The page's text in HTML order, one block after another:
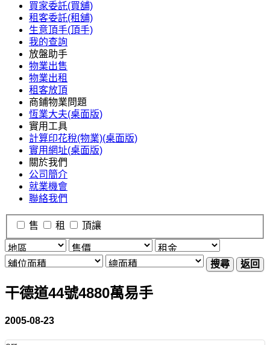
買家委託(買舖)
租客委託(租舖)
生意頂手(頂手)
我的查詢
放盤助手
物業出售
物業出租
租客放頂
商鋪物業問題
恆業大夫(桌面版)
實用工具
計算印花稅(物業)(桌面版)
實用網址(桌面版)
關於我們
公司簡介
就業機會
聯絡我們
售 租 頂讓
搜尋 返回
干德道44號4880萬易手
2005-08-23